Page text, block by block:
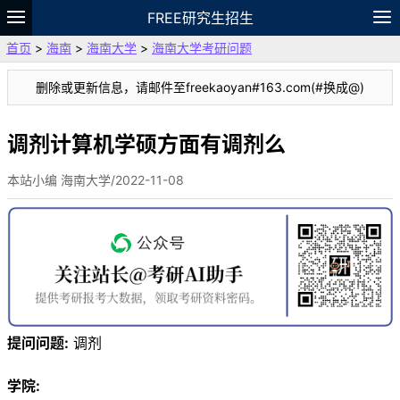
FREE研究生招生
题库
故事 专题 APP 笔记
VIP
资料
首页 > 海南 > 海南大学 > 海南大学考研问题
删除或更新信息，请邮件至freekaoyan#163.com(#换成@)
调剂计算机学硕方面有调剂么
本站小编 海南大学/2022-11-08
提问问题: 调剂
学院: